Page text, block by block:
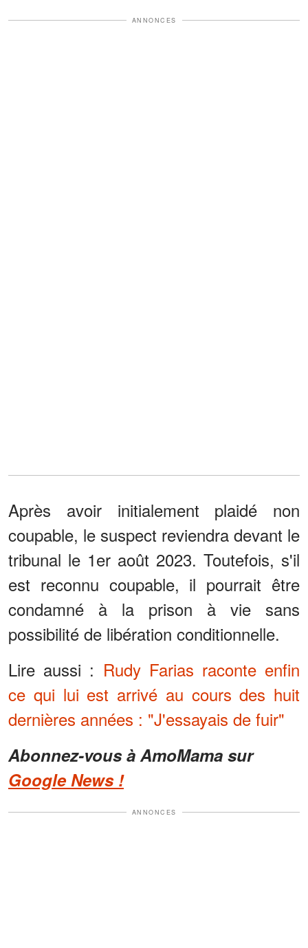
ANNONCES
Après avoir initialement plaidé non
coupable, le suspect reviendra devant le
tribunal le 1er août 2023. Toutefois, s'il
est reconnu coupable, il pourrait être
condamné à la prison à vie sans
possibilité de libération conditionnelle.
Lire aussi : Rudy Farias raconte enfin
ce qui lui est arrivé au cours des huit
dernières années : "J'essayais de fuir"
Abonnez-vous à AmoMama sur
Google News !
ANNONCES